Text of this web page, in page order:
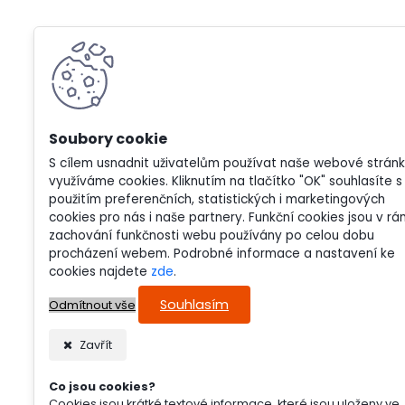
S cílem usnadnit uživatelům používat naše webové
využíváme cookies. Kliknutím na tlačítko "OK" souhlasíte s
použitím preferenčních, statistických i marketingových
cookies pro nás i naše partnery. Funkční cookies jsou v
zachování funkčnosti webu používány po celou dobu
procházení webem. Podrobné informace a nastavení ke
cookies najdete zde.
Odmítnout vše Souhlasím
Zavřít
Co jsou cookies?